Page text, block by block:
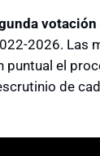
2026. Las
puntual el
de